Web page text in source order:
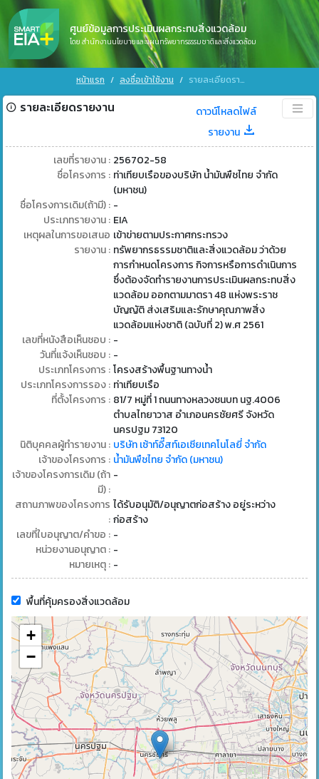
ศูนย์ข้อมูลการประเมินผลกระทบสิ่งแวดล้อม
โดย สำนักงานนโยบายและแผนทรัพยากรธรรมชาติและสิ่งแวดล้อม
หน้าแรก ลงชื่อเข้าใช้งาน รายละเอียดรายงาน
รายละเอียดรายงาน
ดาวน์โหลดไฟล์
รายงาน
เลขที่รายงาน : 256702-58
ชื่อโครงการ : ท่าเทียบเรือของบริษัท น้ำมันพืชไทย จำกัด
(มหาชน)
ชื่อโครงการเดิม(ถ้ามี) : -
ประเภทรายงาน : EIA
เหตุผลในการขอเสนอ
รายงาน :
เข้าข่ายตามประกาศกระทรวง
ทรัพยากรธรรมชาติและสิ่งแวดล้อม ว่าด้วย
การกำหนดโครงการ กิจการหรือการดำเนินการ
ซึ่งต้องจัดทำรายงานการประเมินผลกระทบสิ่ง
แวดล้อม ออกตามมาตรา 48 แห่งพระราช
บัญญัติ ส่งเสริมและรักษาคุณภาพสิ่ง
แวดล้อมแห่งชาติ (ฉบับที่ 2) พ.ศ 2561
เลขที่หนังสือเห็นชอบ : -
วันที่แจ้งเห็นชอบ : -
ประเภทโครงการ : โครงสร้างพื้นฐานทางน้ำ
ประเภทโครงการรอง : ท่าเทียบเรือ
ที่ตั้งโครงการ : 81/7 หมู่ที่ 1 ถนนทางหลวงชนบท นฐ.4006
ตำบลไทยาวาส อำเภอนครชัยศรี จังหวัด
นครปฐม 73120
นิติบุคคลผู้ทำรายงาน : บริษัท เซ้าท์อี๊สท์เอเซียเทคโนโลยี่ จำกัด
เจ้าของโครงการ : น้ำมันพืชไทย จำกัด (มหาชน)
เจ้าของโครงการเดิม (ถ้า
มี) :
-
สถานภาพของโครงการ
:
ได้รับอนุมัติ/อนุญาตก่อสร้าง อยู่ระหว่าง
ก่อสร้าง
เลขที่ใบอนุญาต/คำขอ : -
หน่วยงานอนุญาต : -
หมายเหตุ : -
พื้นที่คุ้มครองสิ่งแวดล้อม
+
−